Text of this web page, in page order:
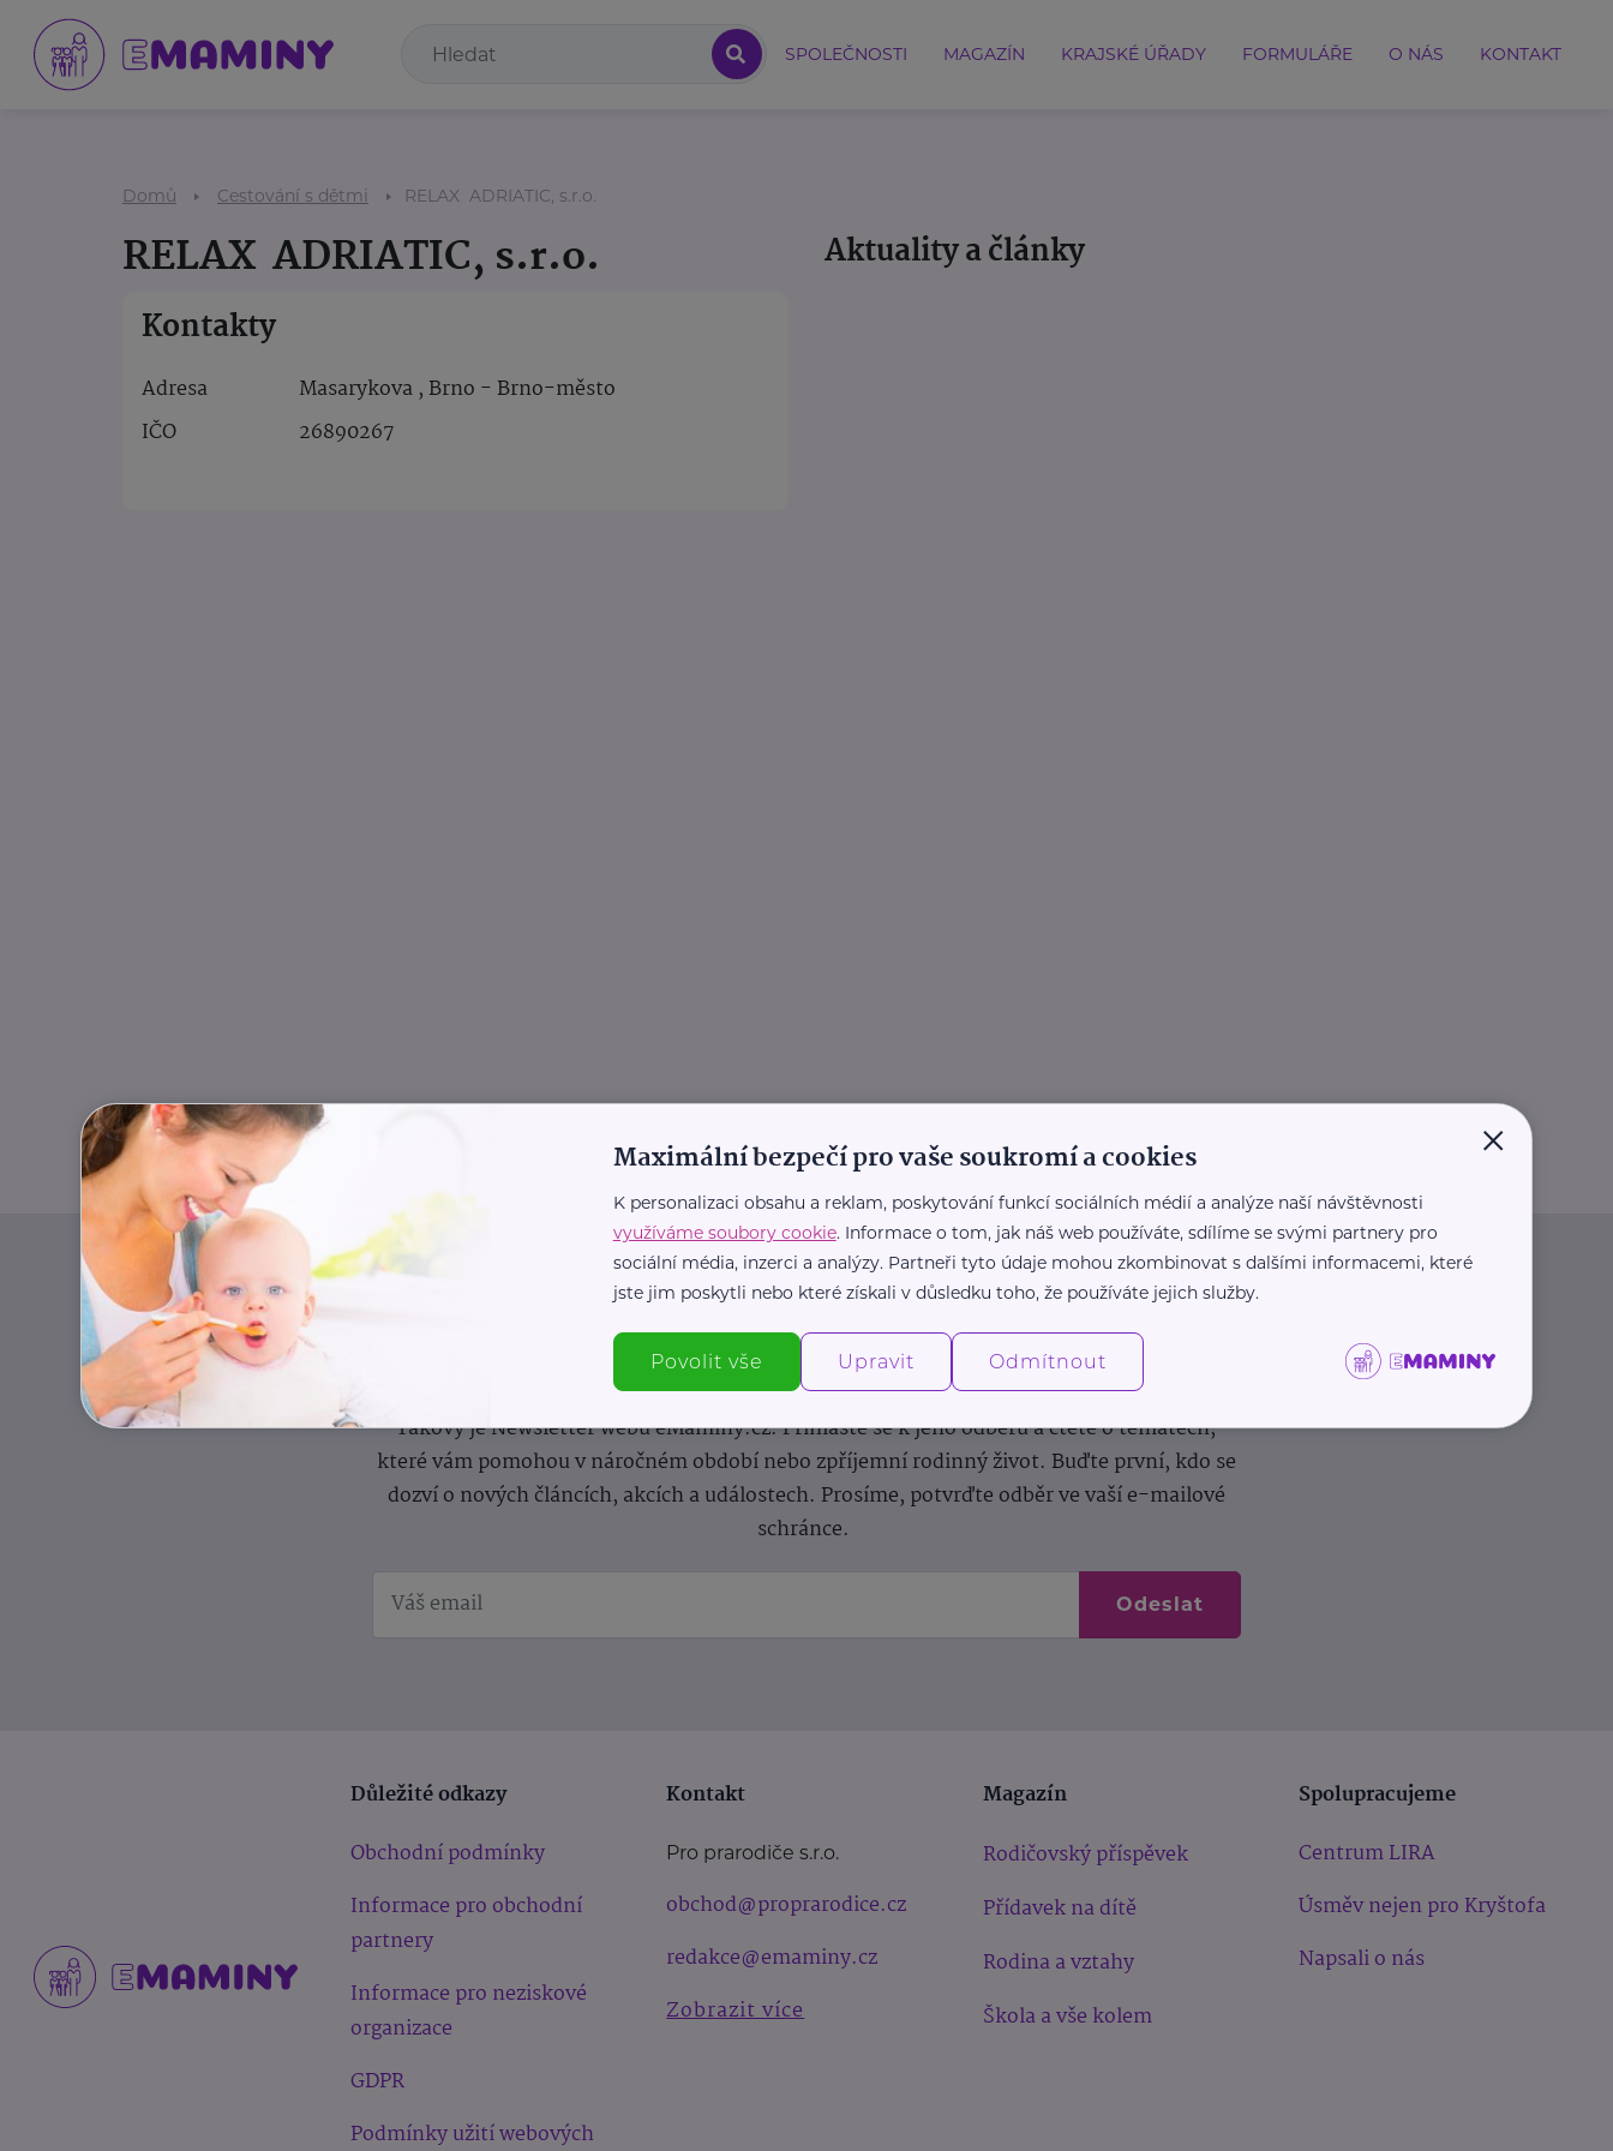
SPOLEČNOSTI MAGAZÍN KRAJSKÉ ÚŘADY FORMULÁŘE O NÁS KONTAKT
Domů Cestování s dětmi RELAX ADRIATIC, s.r.o.
RELAX ADRIATIC, s.r.o.
Kontakty
Adresa
Masarykova , Brno - Brno-město
IČO
26890267
Aktuality a články
Newsletter
Pravidelný přísun novinek, inspirace na každý den, podpora pro rodiče i sdílení zkušeností.
Takový je Newsletter webu eMaminy.cz. Přihlaste se k jeho odběru a čtěte o tématech,
které vám pomohou v náročném období nebo zpříjemní rodinný život. Buďte první, kdo se
dozví o nových článcích, akcích a událostech. Prosíme, potvrďte odběr ve vaší e-mailové
schránce.
Odeslat
Důležité odkazy
Obchodní podmínky
Informace pro obchodní
partnery
Informace pro neziskové
organizace
GDPR
Podmínky užití webových
Kontakt
Pro prarodiče s.r.o.
obchod@proprarodice.cz
redakce@emaminy.cz
Zobrazit více
Magazín
Rodičovský příspěvek
Přídavek na dítě
Rodina a vztahy
Škola a vše kolem
Spolupracujeme
Centrum LIRA
Úsměv nejen pro Kryštofa
Napsali o nás
×
Maximální bezpečí pro vaše soukromí a cookies
K personalizaci obsahu a reklam, poskytování funkcí sociálních médií a analýze naší návštěvnosti
využíváme soubory cookie. Informace o tom, jak náš web používáte, sdílíme se svými partnery pro
sociální média, inzerci a analýzy. Partneři tyto údaje mohou zkombinovat s dalšími informacemi, které
jste jim poskytli nebo které získali v důsledku toho, že používáte jejich služby.
Povolit vše Upravit Odmítnout